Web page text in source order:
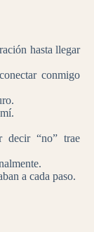
hasta llegar
conmigo
decir “no” trae
a cada paso.